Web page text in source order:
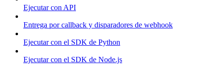
Ejecutar con API
Entrega por callback y disparadores de webhook
Ejecutar con el SDK de Python
Ejecutar con el SDK de Node.js